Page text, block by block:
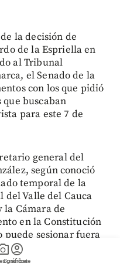
gráficos
account_circle
Suscríbete
la decisión de
de la Espriella en
al Tribunal
el Senado de la
con los que pidió
buscaban
para este 7 de
general del
según conoció
temporal de la
del Valle del Cauca
la Cámara de
en la Constitución
puede sesionar fuera
por
siguiendo las reglas